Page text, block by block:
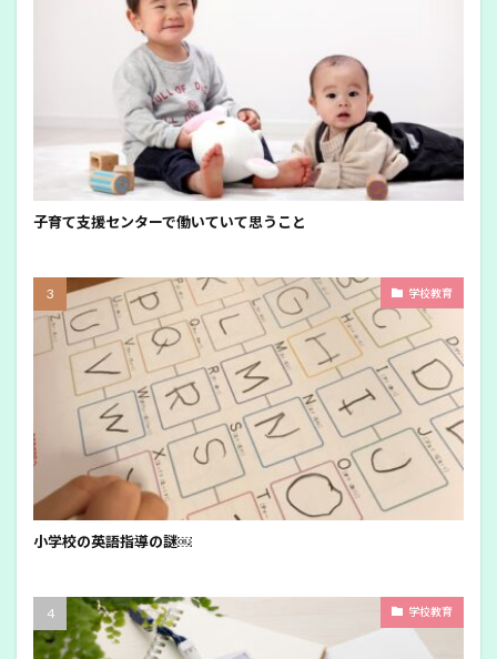
子育て支援センターで働いていて思うこと
学校教育
小学校の英語指導の謎￼
学校教育